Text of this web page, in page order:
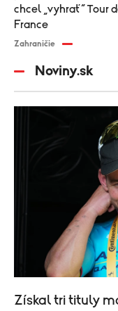
chcel „vyhrať“ Tour
France
Zahraničie
Noviny.sk
Získal tri tituly